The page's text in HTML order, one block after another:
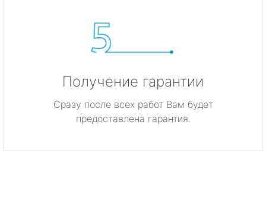
Получение гарантии
Сразу после всех работ Вам будет
предоставлена гарантия.